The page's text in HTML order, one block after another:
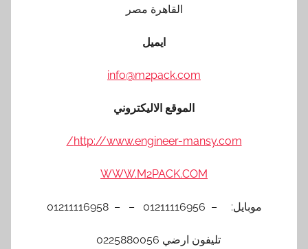
القاهرة مصر
ايميل
info@m2pack.com
الموقع الاليكتروني
http://www.engineer-mansy.com/
WWW.M2PACK.COM
موبايل: – 01211116956 – – 01211116958
تليفون ارضي 0225880056